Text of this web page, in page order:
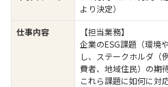
より決定）
仕事内容
【担当業務】
企業のESG課題（環境
し、ステークホルダ（
費者、地域住民）の期
これら課題に如何に対